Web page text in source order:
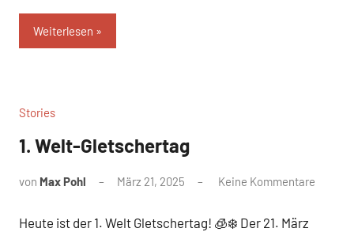
Weiterlesen
Stories
1. Welt-Gletschertag
von Max Pohl März 21, 2025 Keine Kommentare
Heute ist der 1. Welt Gletschertag! 🧊❄️ Der 21. März